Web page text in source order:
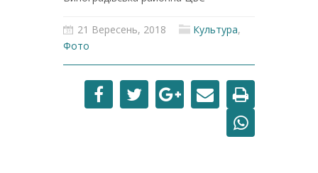
21 Вересень, 2018 Культура,
Фото